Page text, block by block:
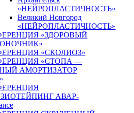
«НЕЙРОПЛАСТИЧНОСТЬ»
Великий Новгород
«НЕЙРОПЛАСТИЧНОСТЬ»
«ЗДОРОВЫЙ
«СКОЛИОЗ»
«СТОПА —
АМОРТИЗАТОР
АВАР-